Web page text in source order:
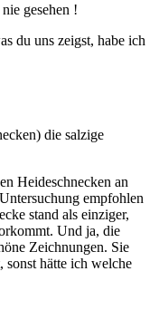
gesehen !
du uns zeigst, habe ich
die salzige
Heideschnecken an
empfohlen
stand als einziger,
Und ja, die
Zeichnungen. Sie
sonst hätte ich welche